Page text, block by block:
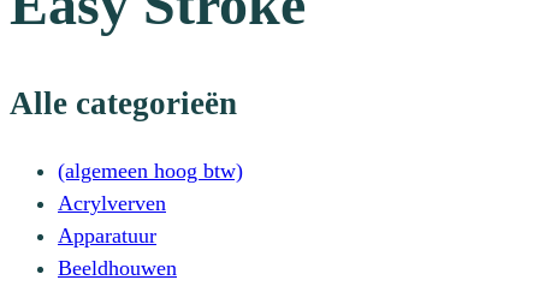
Alle categorieën
(algemeen hoog btw)
Acrylverven
Apparatuur
Beeldhouwen